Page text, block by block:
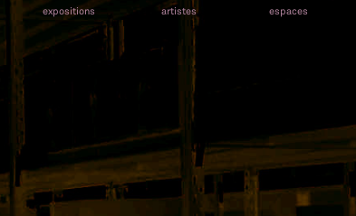
expositions artistes espaces